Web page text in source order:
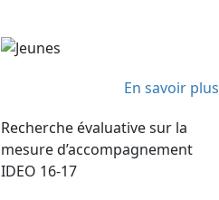
En savoir plus
Recherche évaluative sur la
mesure d’accompagnement
IDEO 16-17